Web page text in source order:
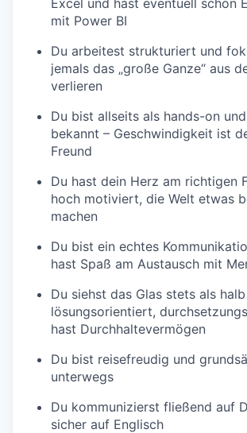
mit Power BI
Du arbeitest strukturiert und
jemals das „große Ganze“ aus
verlieren
Du bist allseits als hands-on
bekannt – Geschwindigkeit ist
Freund
Du hast dein Herz am richtigen
hoch motiviert, die Welt etwas
machen
Du bist ein echtes
hast Spaß am Austausch mit
Du siehst das Glas stets als
lösungsorientiert,
hast Durchhaltevermögen
Du bist reisefreudig und
unterwegs
Du kommunizierst fließend auf
sicher auf Englisch